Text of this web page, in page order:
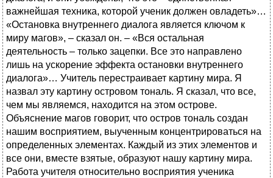
важнейшая техника, которой ученик должен овладеть»…
«Остановка внутреннего диалога является ключом к
миру магов», – сказал он. – «Вся остальная
деятельность – только зацепки. Все это направлено
лишь на ускорение эффекта остановки внутреннего
диалога»… Учитель перестраивает картину мира. Я
назвал эту картину островом тональ. Я сказал, что все,
чем мы являемся, находится на этом острове.
Объяснение магов говорит, что остров тональ создан
нашим восприятием, выученным концентрироваться на
определенных элементах. Каждый из этих элементов и
все они, вместе взятые, образуют нашу картину мира.
Работа учителя относительно восприятия ученика